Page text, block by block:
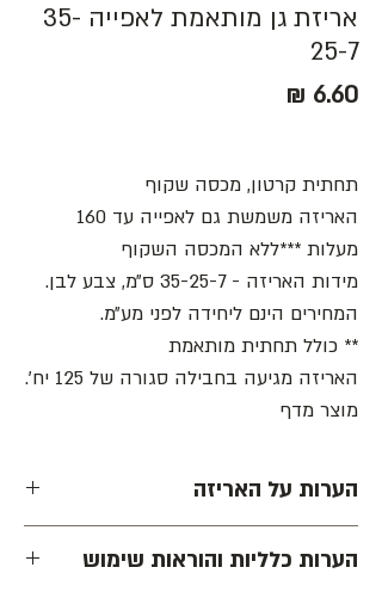
אריזת גן מותאמת לאפייה 35-
25-7
תחתית קרטון, מכסה שקוף
האריזה משמשת גם לאפייה עד 160
מעלות ***ללא המכסה השקוף
מידות האריזה - 35-25-7 ס״מ, צבע לבן.
המחירים הינם ליחידה לפני מע״מ.
** כולל תחתית מותאמת
האריזה מגיעה בחבילה סגורה של 125 יח׳.
מוצר מדף
הערות על האריזה
מפעם לפעם עקב שינויים בהרכב חומר הגלם.
הערות כלליות והוראות שימוש